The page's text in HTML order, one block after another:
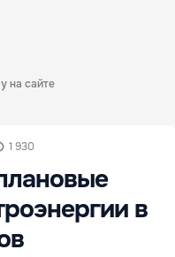
на сайте
1 930
в